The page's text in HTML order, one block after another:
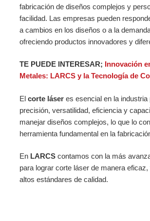
fabricación de diseños complejos y
facilidad. Las empresas pueden
a cambios en los diseños o a la
ofreciendo productos innovadores y
TE PUEDE INTERESAR; Innovación
Metales: LARCS y la Tecnología de
El corte láser es esencial en la industria
precisión, versatilidad, eficiencia y
manejar diseños complejos, lo que lo
herramienta fundamental en la
En LARCS contamos con la más
para lograr corte láser de manera
altos estándares de calidad.